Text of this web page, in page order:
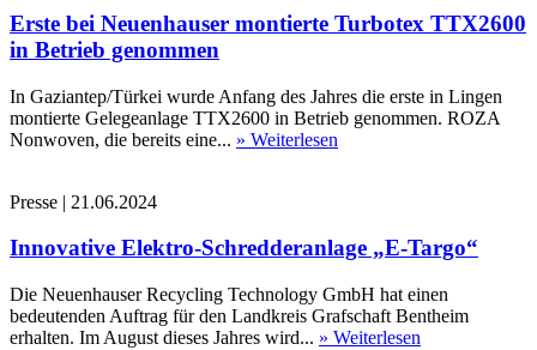
Erste bei Neuenhauser montierte Turbotex TTX2600
in Betrieb genommen
In Gaziantep/Türkei wurde Anfang des Jahres die erste in Lingen
montierte Gelegeanlage TTX2600 in Betrieb genommen. ROZA
Nonwoven, die bereits eine... » Weiterlesen
Presse | 21.06.2024
Innovative Elektro-Schredderanlage „E-Targo“
Die Neuenhauser Recycling Technology GmbH hat einen
bedeutenden Auftrag für den Landkreis Grafschaft Bentheim
erhalten. Im August dieses Jahres wird... » Weiterlesen